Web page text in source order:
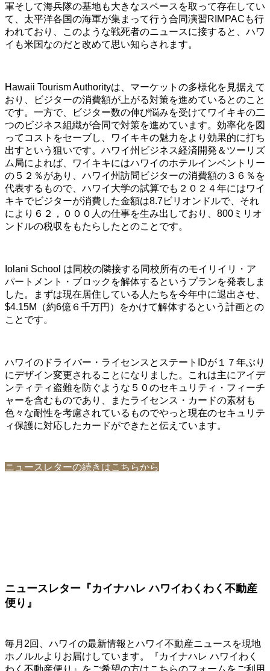
軍そして海兵隊の基地も大きなスペースを取って存在してい
て、太平洋各国の海軍が集まって行う合同演習RIMPACも行
われており、このような戦死者のニュースに接すると、ハワ
イも米国なのだと改めて思い知らされます。
Hawaii Tourism Authorityは、マーケットの多様化を見据えて
おり、ビジターの消費額が上がる対策を進めているとのこと
です。一方で、ビジター数の伸び悩みを受けてワイキキの二
つのビジネス組織が合同で対策を進めています。効率化を図
ってコストをセーブし、ワイキキの魅力をより効果的に打ち
出すという狙いです。ハワイ州ビジネス経済開発＆ツーリズ
ム局によれば、ワイキキにはハワイのホテルインベントリー
の５２％があり、ハワイ州訪問ビジターの消費額の３６％を
代表するもので、ハワイ大学の試算でも２０２４年にはワイ
キキでビジターが消費した金額は8.7ビリオンドルで、それ
により６２，０００人の仕事を生み出しており、800ミリオ
ンドルの税収をもたらしたとのことです。
Iolani School は同校の隣接する同校所有のモイリイリ・ア
パートメント・ブロックを解体するというプランを発表しま
した。まずは現在居住している人たちを今年中に退出させ、
$4.15M（約6億６千万円）をかけて解体するという計画との
ことです。
ハワイのドライバー・ライセンスとステートIDが１７年ぶり
にデザイン変更されることになりました。これは主にアイデ
ンティティ盗難を防ぐような５０のセキュリティ・フィーチ
ャーを含むものであり、またライセンス・カードの素材も
色々な耐性を考慮されているものでやっと現在のセキュリテ
ィ保護に対応したカードができたと伝えています。
ニュースレターの続きはこちらから
ニュースレター『カイナハレ ハワイわくわく不動産
便り』
毎月2回、ハワイの最新情報とハワイ不動産ニュースを現地
ホノルルよりお届けしています。『カイナハレ ハワイわく
わく不動産便り』をご希望の方はこちらのフォームをご利用